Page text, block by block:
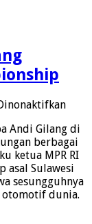
pada
Andi
Di
Andi Gilang di
berbagai
ketua MPR RI
asal Sulawesi
sesungguhnya
otomotif dunia.